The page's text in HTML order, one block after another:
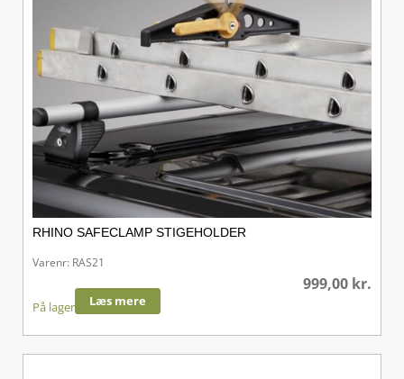
RHINO SAFECLAMP STIGEHOLDER
Varenr: RAS21
999,00 kr.
På lager Læs mere